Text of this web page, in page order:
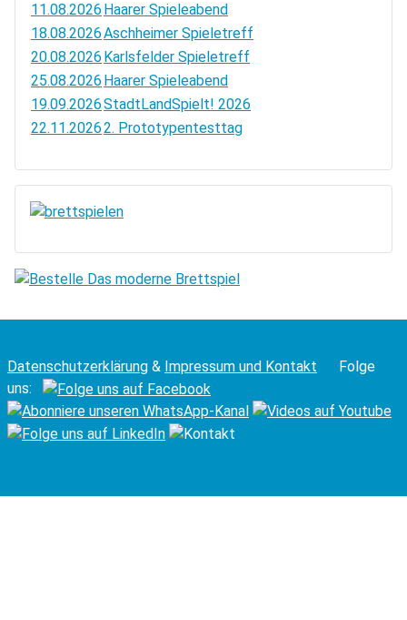
11.08.2026 Haarer Spieleabend
18.08.2026Aschheimer Spieletreff
20.08.2026 Karlsfelder Spieletreff
25.08.2026 Haarer Spieleabend
19.09.2026StadtLandSpielt! 2026
22.11.20262. Prototypentesttag
Datenschutzerklärung & Impressum und Kontakt Folge
uns: